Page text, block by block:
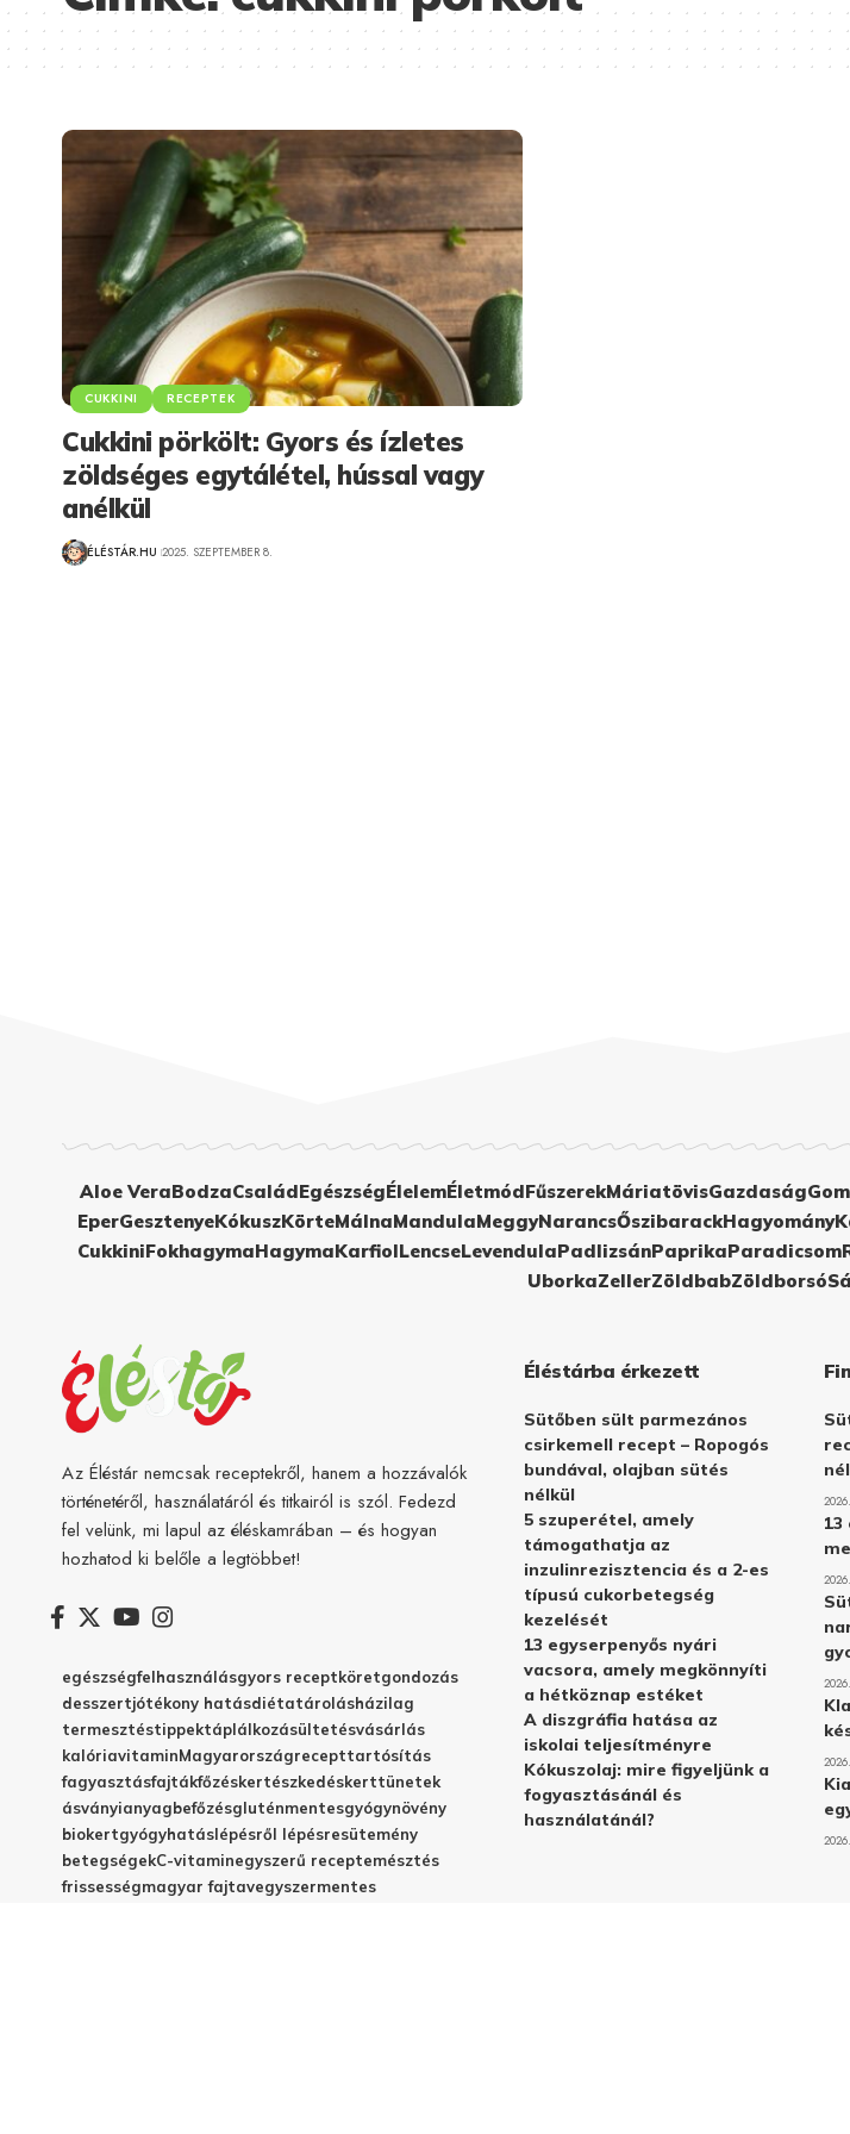
CUKKINI RECEPTEK
Cukkini pörkölt: Gyors és ízletes
zöldséges egytálétel, hússal vagy
anélkül
ÉLÉSTÁR.HU 2025. SZEPTEMBER 8.
Aloe VeraBodzaCsaládEgészségÉlelemÉletmódFűszerekMáriatövisGazdaság
EperGesztenyeKókuszKörteMálnaMandulaMeggyNarancsŐszibarackHagyomány
CukkiniFokhagymaHagymaKarfiolLencseLevendulaPadlizsánPaprikaParadicsom
UborkaZellerZöldbabZöldborsó
Az Éléstár nemcsak receptekről, hanem a hozzávalók
történetéről, használatáról és titkairól is szól. Fedezd
fel velünk, mi lapul az éléskamrában – és hogyan
hozhatod ki belőle a legtöbbet!
egészségfelhasználásgyors receptköretgondozás
desszertjótékony hatásdiétatárolásházilag
termesztéstippektáplálkozásültetésvásárlás
kalóriavitaminMagyarországrecepttartósítás
fagyasztásfajtákfőzéskertészkedéskerttünetek
ásványianyagbefőzésgluténmentesgyógynövény
biokertgyógyhatáslépésről lépésresütemény
betegségekC-vitaminegyszerű receptemésztés
frissességmagyar fajtavegyszermentes
Éléstárba érkezett
Sütőben sült parmezános
csirkemell recept – Ropogós
bundával, olajban sütés
nélkül
5 szuperétel, amely
támogathatja az
inzulinrezisztencia és a 2-es
típusú cukorbetegség
kezelését
13 egyserpenyős nyári
vacsora, amely megkönnyíti
a hétköznap estéket
A diszgráfia hatása az
iskolai teljesítményre
Kókuszolaj: mire figyeljünk a
fogyasztásánál és
használatánál?
13